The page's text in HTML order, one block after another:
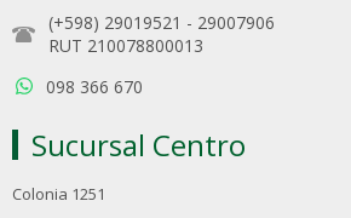
(+598) 29019521 - 29007906
RUT 210078800013
098 366 670
Sucursal Centro
Colonia 1251